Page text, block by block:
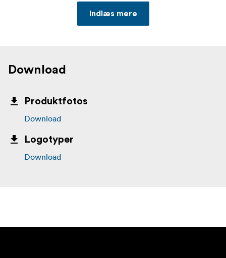
Indlæs mere
Download
Produktfotos
Download
Logotyper
Download